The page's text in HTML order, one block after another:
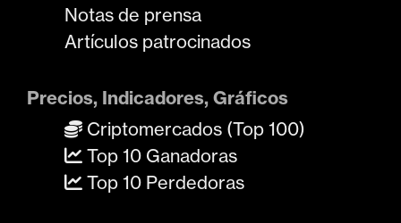
Notas de prensa
Artículos patrocinados
Precios, Indicadores, Gráficos
Criptomercados (Top 100)
Top 10 Ganadoras
Top 10 Perdedoras